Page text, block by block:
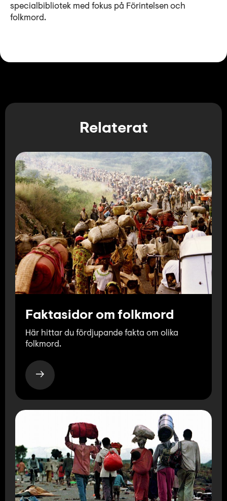
specialbibliotek med fokus på Förintelsen och
folkmord.
Relaterat
Faktasidor om folkmord
Här hittar du fördjupande fakta om olika
folkmord.